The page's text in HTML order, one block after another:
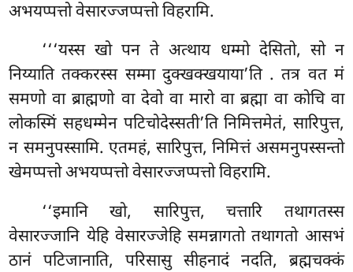
अभयप्पत्तो वेसारज्जप्पत्तो विहरामि.
‘‘‘यस्स खो पन ते अत्थाय धम्मो देसितो, सो न
निय्याति तक्करस्स सम्मा दुक्खक्खयाया’ति . तत्र वत मं
समणो वा ब्राह्मणो वा देवो वा मारो वा ब्रह्मा वा कोचि वा
लोकस्मिं सहधम्मेन पटिचोदेस्सती’ति निमित्तमेतं, सारिपुत्त,
न समनुपस्सामि. एतमहं, सारिपुत्त, निमित्तं असमनुपस्सन्तो
खेमप्पत्तो अभयप्पत्तो वेसारज्जप्पत्तो विहरामि.
‘‘इमानिखो, सारिपुत्त, चत्तारि तथागतस्स
वेसारज्जानि येहि वेसारज्जेहि समन्नागतो तथागतो आसभं
ठानं पटिजानाति, परिसासु सीहनादं नदति, ब्रह्मचक्कं